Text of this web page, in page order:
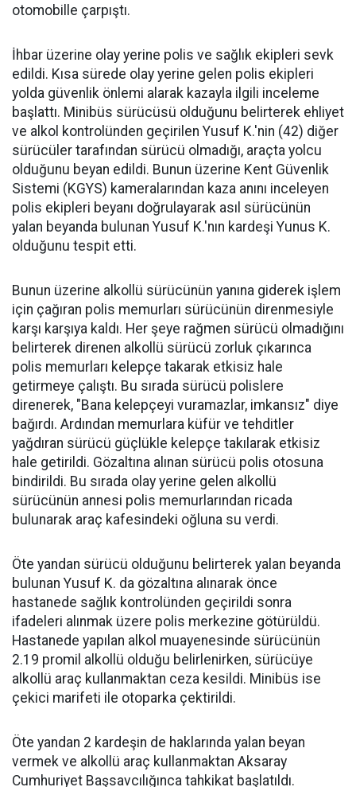
otomobille çarpıştı.
İhbar üzerine olay yerine polis ve sağlık ekipleri sevk
edildi. Kısa sürede olay yerine gelen polis ekipleri
yolda güvenlik önlemi alarak kazayla ilgili inceleme
başlattı. Minibüs sürücüsü olduğunu belirterek ehliyet
ve alkol kontrolünden geçirilen Yusuf K.'nin (42) diğer
sürücüler tarafından sürücü olmadığı, araçta yolcu
olduğunu beyan edildi. Bunun üzerine Kent Güvenlik
Sistemi (KGYS) kameralarından kaza anını inceleyen
polis ekipleri beyanı doğrulayarak asıl sürücünün
yalan beyanda bulunan Yusuf K.'nın kardeşi Yunus K.
olduğunu tespit etti.
Bunun üzerine alkollü sürücünün yanına giderek işlem
için çağıran polis memurları sürücünün direnmesiyle
karşı karşıya kaldı. Her şeye rağmen sürücü olmadığını
belirterek direnen alkollü sürücü zorluk çıkarınca
polis memurları kelepçe takarak etkisiz hale
getirmeye çalıştı. Bu sırada sürücü polislere
direnerek, "Bana kelepçeyi vuramazlar, imkansız" diye
bağırdı. Ardından memurlara küfür ve tehditler
yağdıran sürücü güçlükle kelepçe takılarak etkisiz
hale getirildi. Gözaltına alınan sürücü polis otosuna
bindirildi. Bu sırada olay yerine gelen alkollü
sürücünün annesi polis memurlarından ricada
bulunarak araç kafesindeki oğluna su verdi.
Öte yandan sürücü olduğunu belirterek yalan beyanda
bulunan Yusuf K. da gözaltına alınarak önce
hastanede sağlık kontrolünden geçirildi sonra
ifadeleri alınmak üzere polis merkezine götürüldü.
Hastanede yapılan alkol muayenesinde sürücünün
2.19 promil alkollü olduğu belirlenirken, sürücüye
alkollü araç kullanmaktan ceza kesildi. Minibüs ise
çekici marifeti ile otoparka çektirildi.
Öte yandan 2 kardeşin de haklarında yalan beyan
vermek ve alkollü araç kullanmaktan Aksaray
Cumhuriyet Başsavcılığınca tahkikat başlatıldı.